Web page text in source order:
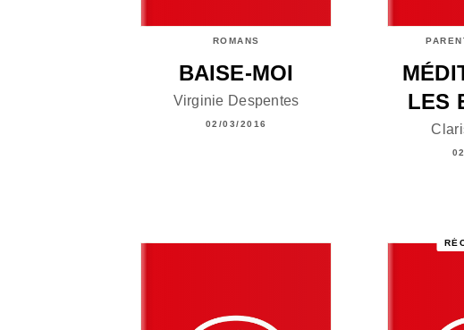
ROMANS
BAISE-MOI
Virginie Despentes
02/03/2016
LES